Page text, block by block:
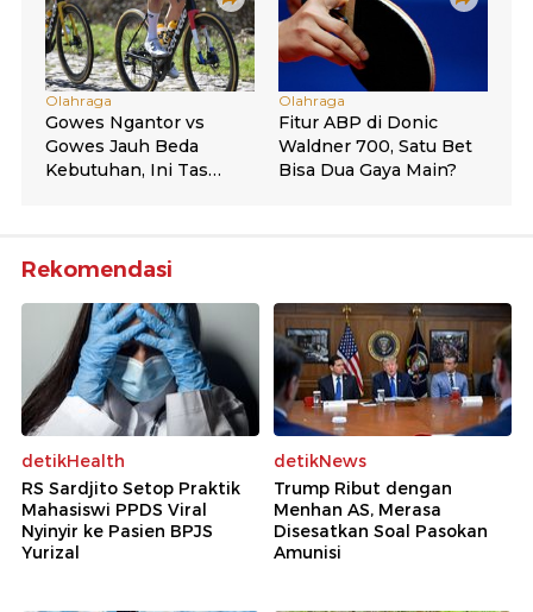
Rekomendasi
detikHealth
RS Sardjito Setop Praktik
Mahasiswi PPDS Viral
Nyinyir ke Pasien BPJS
Yurizal
detikNews
Trump Ribut dengan
Menhan AS, Merasa
Disesatkan Soal Pasokan
Amunisi